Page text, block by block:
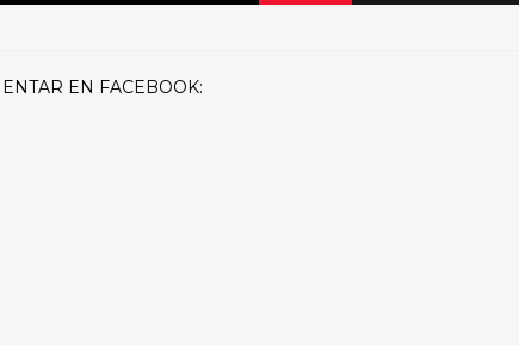
EN FACEBOOK: